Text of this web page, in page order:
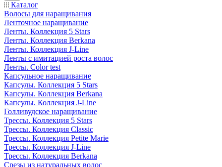
Каталог
Волосы для наращивания
Ленточное наращивание
Ленты. Коллекция 5 Stars
Ленты. Коллекция Berkana
Ленты. Коллекция J-Line
Ленты с имитацией роста волос
Ленты. Color test
Капсульное наращивание
Капсулы. Коллекция 5 Stars
Капсулы. Коллекция Berkana
Капсулы. Коллекция J-Line
Голливудское наращивание
Трессы. Коллекция 5 Stars
Трессы. Коллекция Classic
Трессы. Коллекция Petite Marie
Трессы. Коллекция J-Line
Трессы. Коллекция Berkana
Срезы из натуральных волос